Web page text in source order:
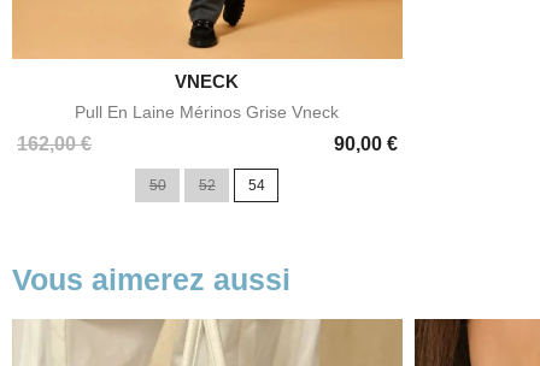
Aperçu rapide
VNECK
Pull En Laine Mérinos Grise Vneck
162,00 € 90,00 €
Prix
50 52 54
Vous aimerez aussi